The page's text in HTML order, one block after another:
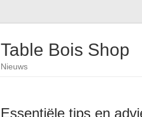
Table Bois Shop
Nieuws
Essentiële tips en